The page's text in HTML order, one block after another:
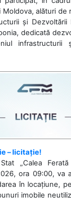
Moldova, alături de
și Dezvoltării
dedicată
infrastructurii
– licitație!
„Calea
ora 09:00, va
în locațiune,
imobile